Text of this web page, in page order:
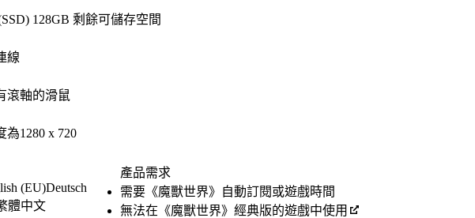
128GB 剩餘可儲存空間
線
滾軸的滑鼠
為1280 x 720
(EU)Deutsch
體中文
產品需求
需要《魔獸世界》自動訂閱或遊戲時間
無法在《魔獸世界》經典版的遊戲中使用